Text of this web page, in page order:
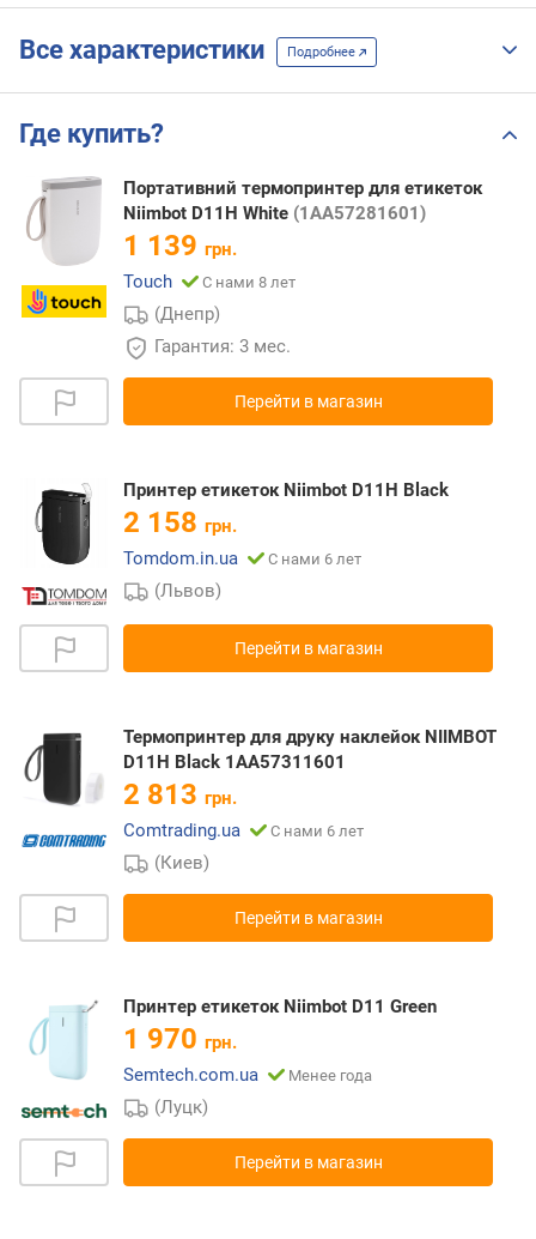
Все характеристики Подробнее
Где купить?
Портативний термопринтер для етикеток
Niimbot D11H White (1AA57281601)
1 139 грн.
Touch
С нами 8 лет
(Днепр)
Гарантия: 3 мес.
Перейти в магазин
Принтер етикеток Niimbot D11H Black
2 158 грн.
Tomdom.in.ua
С нами 6 лет
(Львов)
Перейти в магазин
Термопринтер для друку наклейок NIIMBOT
D11H Black 1AA57311601
2 813 грн.
Comtrading.ua
С нами 6 лет
(Киев)
Перейти в магазин
Принтер етикеток Niimbot D11 Green
1 970 грн.
Semtech.com.ua
Менее года
(Луцк)
Перейти в магазин